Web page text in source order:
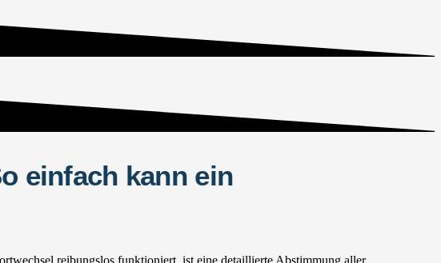
einfach kann ein
reibungslos funktioniert, ist eine detaillierte Abstimmung aller